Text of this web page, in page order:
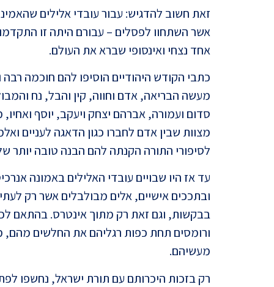
זאת חשוב להדגיש: עבור עובדי אלילים
אשר השתחוו לפסלים – עבורם היתה זו
אחד נצחי ואינסופי שברא את העולם.
כתבי הקודש היהודיים הוסיפו להם חוכמה
מעשה הבריאה, אדם וחווה, קין והבל, נח
סדום ועמורה, אברהם יצחק ויעקב, יוסף
מצוות שבין אדם לחברו כגון הדאגה לעניים
לסיפורי התורה הקנתה להם הבנה טובה יותר
עד אז היו שבויים עובדי האלילים באמונה
ובתככים אישיים, אלים מבולבלים אשר רק
בבקשות, וגם זאת רק מתוך אינטרס. בהתאם
ורומסים תחת כפות רגליהם את החלשים
מעשיהם.
רק בזכות היכרותם עם תורת ישראל, נחשפו